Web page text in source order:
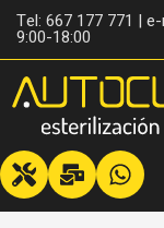
Tel: 667 177 771 |
9:00-18:00